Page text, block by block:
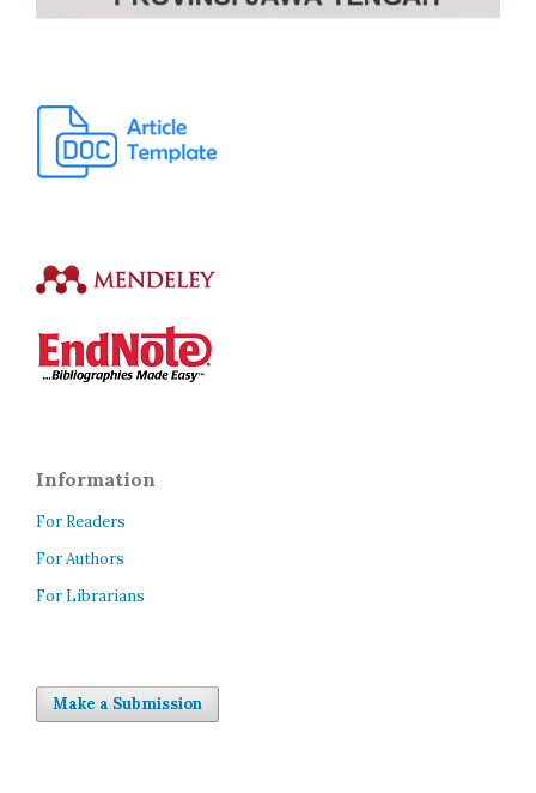
Information
For Readers
For Authors
For Librarians
Make a Submission